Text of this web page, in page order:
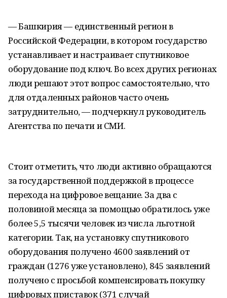
— Башкирия — единственный регион в
Российской Федерации, в котором государство
устанавливает и настраивает спутниковое
оборудование под ключ. Во всех других регионах
люди решают этот вопрос самостоятельно, что
для отдаленных районов часто очень
затруднительно, — подчеркнул руководитель
Агентства по печати и СМИ.
Стоит отметить, что люди активно обращаются
за государственной поддержкой в процессе
перехода на цифровое вещание. За два с
половиной месяца за помощью обратилось уже
более 5,5 тысячи человек из числа льготной
категории. Так, на установку спутникового
оборудования получено 4600 заявлений от
граждан (1276 уже установлено), 845 заявлений
получено с просьбой компенсировать покупку
цифровых приставок (371 случай